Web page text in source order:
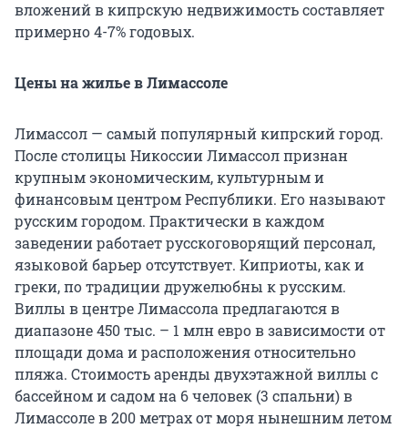
вложений в кипрскую недвижимость составляет
примерно 4-7% годовых.
Цены на жилье в Лимассоле
Лимассол — самый популярный кипрский город.
После столицы Никоссии Лимассол признан
крупным экономическим, культурным и
финансовым центром Республики. Его называют
русским городом. Практически в каждом
заведении работает русскоговорящий персонал,
языковой барьер отсутствует. Киприоты, как и
греки, по традиции дружелюбны к русским.
Виллы в центре Лимассола предлагаются в
диапазоне 450 тыс. – 1 млн евро в зависимости от
площади дома и расположения относительно
пляжа. Стоимость аренды двухэтажной виллы с
бассейном и садом на 6 человек (3 спальни) в
Лимассоле в 200 метрах от моря нынешним летом